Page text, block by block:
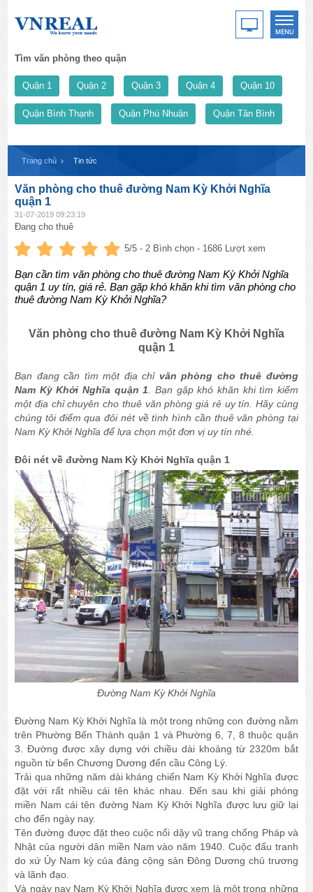
Tìm văn phòng theo quận
Quận 1 Quận 2 Quận 3 Quận 4 Quận 10
Quận Bình Thạnh Quận Phú Nhuận Quận Tân Bình
Trang chủ Tin tức
Văn phòng cho thuê đường Nam Kỳ Khởi Nghĩa
quận 1
31-07-2019 09:23:19
Đang cho thuê
5/5 -2 Bình chọn - 1686 Lượt xem
Bạn cần tìm văn phòng cho thuê đường Nam Kỳ Khởi Nghĩa
quận 1 uy tín, giá rẻ. Bạn gặp khó khăn khi tìm văn phòng cho
thuê đường Nam Kỳ Khởi Nghĩa?
Văn phòng cho thuê đường Nam Kỳ Khởi Nghĩa
quận 1
Bạn đang cần tìm một địa chỉ văn phòng cho thuê đường
Nam Kỳ Khởi Nghĩa quận 1 . Bạn gặp khó khăn khi tìm kiếm
một địa chỉ chuyên cho thuê văn phòng giá rẻ uy tín. Hãy cùng
chúng tôi điểm qua đôi nét về tình hình cần thuê văn phòng tại
Nam Kỳ Khởi Nghĩa để lựa chọn một đơn vị uy tín nhé.
Đôi nét về đường Nam Kỳ Khởi Nghĩa quận 1
Đường Nam Kỳ Khởi Nghĩa
Đường Nam Kỳ Khởi Nghĩa là một trong những con đường nằm
trên Phường Bến Thành quận 1 và Phường 6, 7, 8 thuộc quận
3. Đường được xây dựng với chiều dài khoảng từ 2320m bắt
nguồn từ bến Chương Dương đến cầu Công Lý.
Trải qua những năm dài kháng chiến Nam Kỳ Khởi Nghĩa được
đặt với rất nhiều cái tên khác nhau. Đến sau khi giải phóng
miền Nam cái tên đường Nam Kỳ Khởi Nghĩa được lưu giữ lại
cho đến ngày nay.
Tên đường được đặt theo cuộc nổi dậy vũ trang chống Pháp và
Nhật của người dân miền Nam vào năm 1940. Cuộc đấu tranh
do xứ Ủy Nam kỳ của đảng cộng sản Đông Dương chủ trương
và lãnh đạo.
Và ngày nay Nam Kỳ Khởi Nghĩa được xem là một trong những